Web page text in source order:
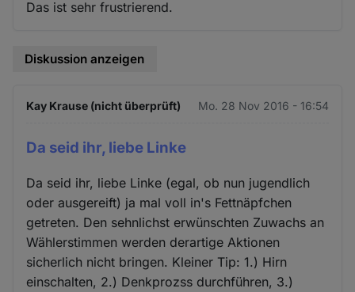
Das ist sehr frustrierend.
Diskussion anzeigen
Kay Krause (nicht überprüft) Mo. 28 Nov 2016 - 16:54
Da seid ihr, liebe Linke
Da seid ihr, liebe Linke (egal, ob nun jugendlich
oder ausgereift) ja mal voll in's Fettnäpfchen
getreten. Den sehnlichst erwünschten Zuwachs an
Wählerstimmen werden derartige Aktionen
sicherlich nicht bringen. Kleiner Tip: 1.) Hirn
einschalten, 2.) Denkprozss durchführen, 3.)